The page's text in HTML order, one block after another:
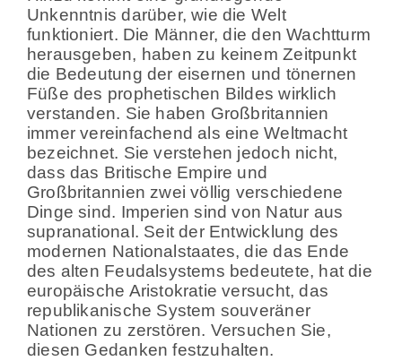
Unkenntnis darüber, wie die Welt
funktioniert. Die Männer, die den Wachtturm
herausgeben, haben zu keinem Zeitpunkt
die Bedeutung der eisernen und tönernen
Füße des prophetischen Bildes wirklich
verstanden. Sie haben Großbritannien
immer vereinfachend als eine Weltmacht
bezeichnet. Sie verstehen jedoch nicht,
dass das Britische Empire und
Großbritannien zwei völlig verschiedene
Dinge sind. Imperien sind von Natur aus
supranational. Seit der Entwicklung des
modernen Nationalstaates, die das Ende
des alten Feudalsystems bedeutete, hat die
europäische Aristokratie versucht, das
republikanische System souveräner
Nationen zu zerstören. Versuchen Sie,
diesen Gedanken festzuhalten.